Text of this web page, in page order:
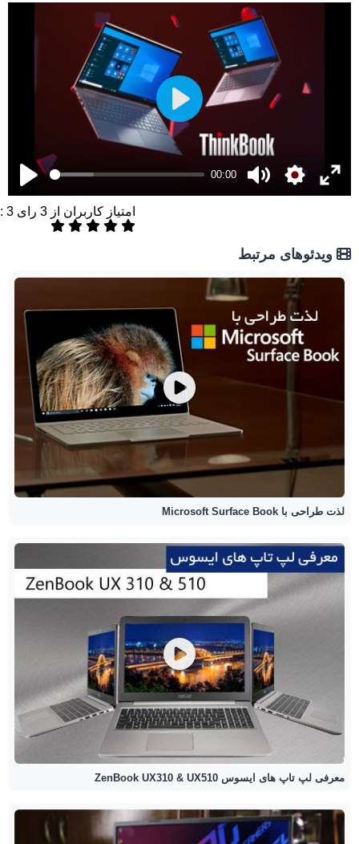
00:00
Play
امتیاز کاربران از 3 رای 3
:
ویدئوهای مرتبط
لذت طراحی با Microsoft Surface Book
معرفی لپ تاپ های ایسوس ZenBook UX310 & UX510